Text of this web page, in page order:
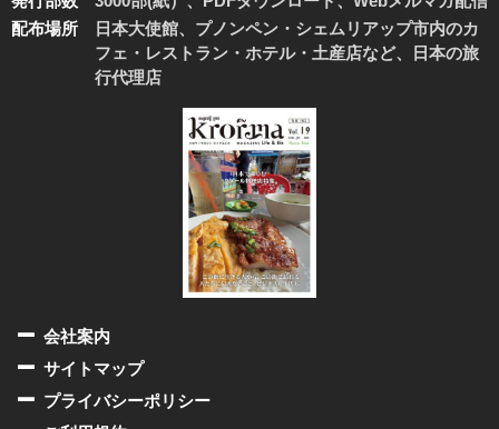
配布場所
日本大使館、プノンペン・シェムリアップ市内のカ
フェ・レストラン・ホテル・土産店など、日本の旅
行代理店
会社案内
サイトマップ
プライバシーポリシー